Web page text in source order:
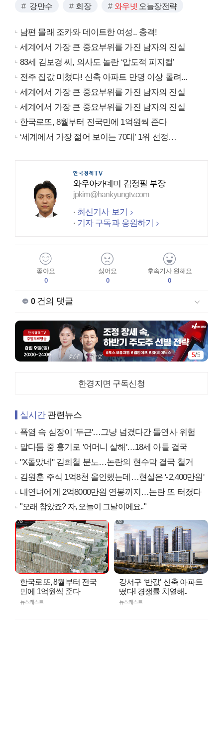
강만수 회장 와우넷 오늘장전략
남편 몰래 조카와 데이트한 여성.. 충격!
세계에서 가장 큰 중요부위를 가진 남자의 진실
83세 김보경 씨, 의사도 놀란 ‘압도적 피지컬’
전주 집값 미쳤다! 신축 아파트 만명 이상 몰려...
세계에서 가장 큰 중요부위를 가진 남자의 진실
세계에서 가장 큰 중요부위를 가진 남자의 진실
한국로또, 8월부터 전국민에 1억원씩 준다
‘세계에서 가장 젊어 보이는 70대’ 1위 선정…
와우아카데미 김정필 부장
jpkim@hankyungtv.com
최신기사 보기
기자 구독과 응원하기
좋아요
0
싫어요
0
후속기사 원해요
0
0건의 댓글
5/5
한경지면 구독신청
실시간관련뉴스
폭염 속 심장이 '두근'…그냥 넘겼다간 돌연사 위험
말다툼 중 흉기로 '어머니 살해'…18세 아들 결국
"X돌았네" 김희철 분노…논란의 현수막 결국 철거
김원훈 주식 1억8천 올인했는데…현실은 '-2,400만원'
내연녀에게 2억8000만원 연봉까지…논란 또 터졌다
"오래 참았죠? 자, 오늘이 그날이에요.."
한국로또, 8월부터 전국
민에 1억원씩 준다
뉴스캐스트
강서구 ‘반값’ 신축 아파트
떴다! 경쟁률 치열해..
뉴스캐스트